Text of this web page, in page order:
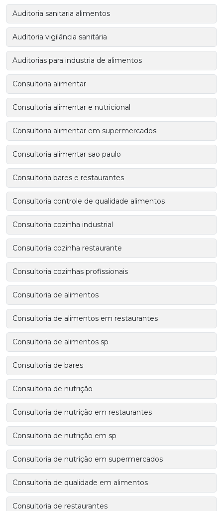
Auditoria sanitaria alimentos
Auditoria vigilância sanitária
Auditorias para industria de alimentos
Consultoria alimentar
Consultoria alimentar e nutricional
Consultoria alimentar em supermercados
Consultoria alimentar sao paulo
Consultoria bares e restaurantes
Consultoria controle de qualidade alimentos
Consultoria cozinha industrial
Consultoria cozinha restaurante
Consultoria cozinhas profissionais
Consultoria de alimentos
Consultoria de alimentos em restaurantes
Consultoria de alimentos sp
Consultoria de bares
Consultoria de nutrição
Consultoria de nutrição em restaurantes
Consultoria de nutrição em sp
Consultoria de nutrição em supermercados
Consultoria de qualidade em alimentos
Consultoria de restaurantes